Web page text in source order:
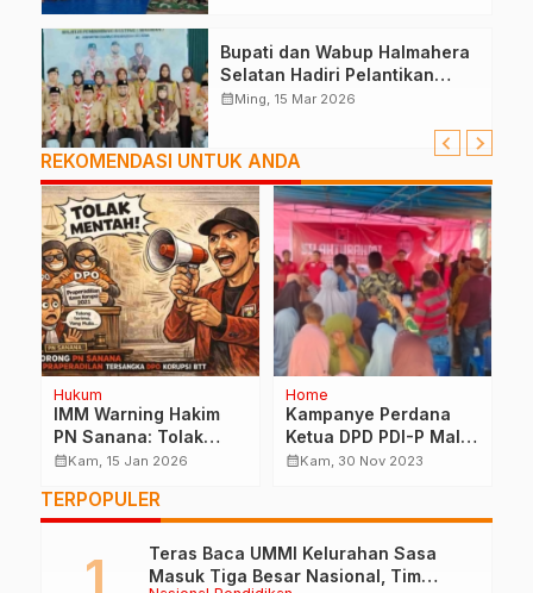
Bupati dan Wabup Halmahera
Selatan Hadiri Pelantikan
Mabiran Pramuka se-Kwarcab
calendar_monthMing, 15 Mar 2026
REKOMENDASI UNTUK ANDA
Hukum
IMM Warning Hakim
PN Sanana: Tolak
Praperadilan
BTT
calendar_monthKam, 15 Jan 2026
Home
Kampanye Perdana
Ketua DPD PDI-P Malut
Di Desa Daeo
calendar_monthKam, 30 Nov 2023
TERPOPULER
Teras Baca UMMI Kelurahan Sasa
Masuk Tiga Besar Nasional, Tim